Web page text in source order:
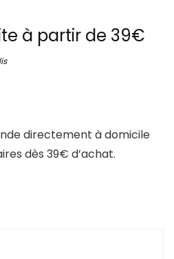
à partir de 39€
directement à domicile
dès 39€ d’achat.